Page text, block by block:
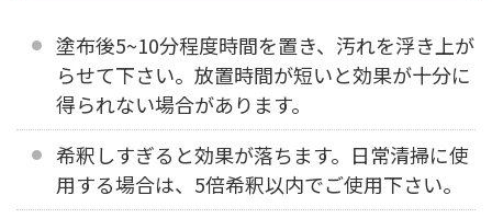
塗布後5~10分程度時間を置き、汚れを浮き上が
らせて下さい。放置時間が短いと効果が十分に
得られない場合があります。
希釈しすぎると効果が落ちます。日常清掃に使
用する場合は、5倍希釈以内でご使用下さい。